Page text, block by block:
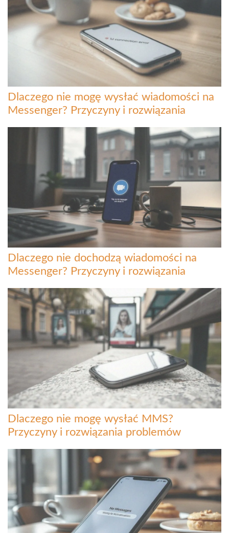
Dlaczego nie mogę wysłać wiadomości na
Messenger? Przyczyny i rozwiązania
Dlaczego nie dochodzą wiadomości na
Messenger? Przyczyny i rozwiązania
Dlaczego nie mogę wysłać MMS?
Przyczyny i rozwiązania problemów